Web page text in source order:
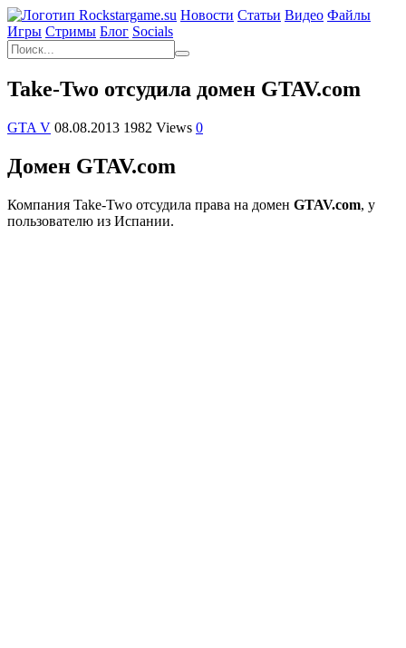
Новости Статьи Видео Файлы
Игры Cтримы Блог Socials
Take-Two отсудила домен GTAV.com
GTA V 08.08.2013 1982 Views 0
Домен GTAV.com
Компания Take-Two отсудила права на домен GTAV.com, у
пользователю из Испании.